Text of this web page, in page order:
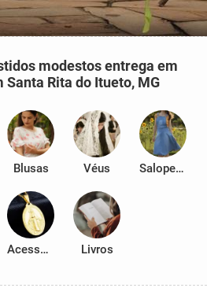
modestos entrega em
Rita do Itueto, MG
Blusas Véus Salopetes
Acessórios Livros